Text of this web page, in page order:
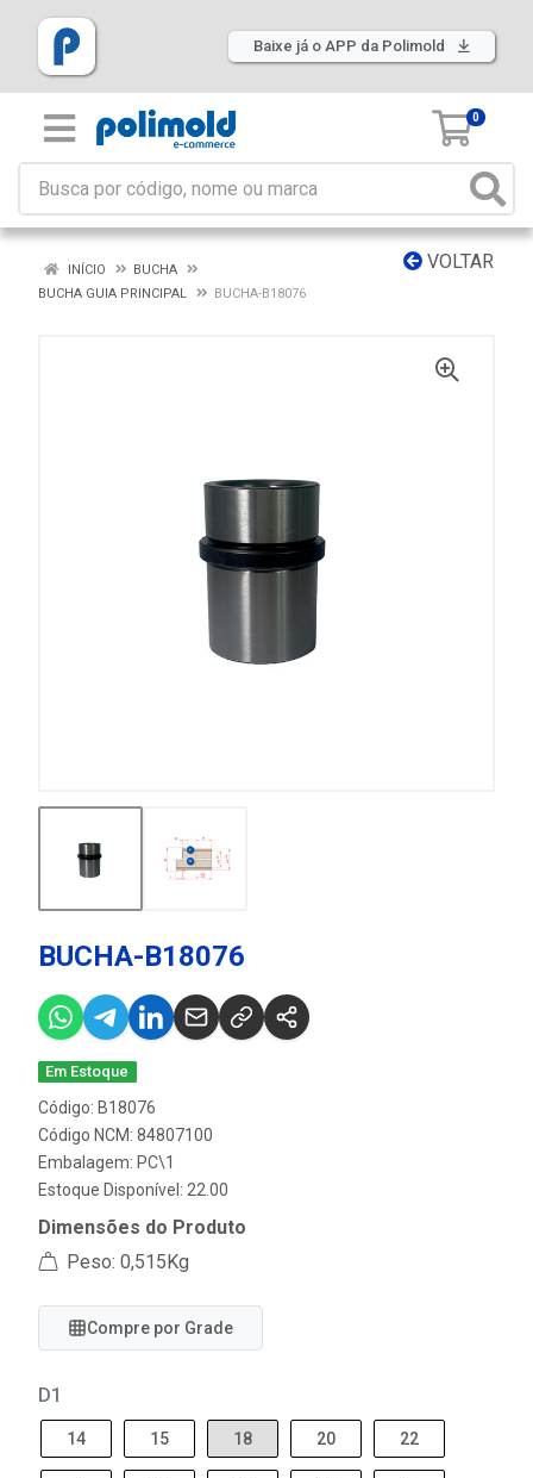
Baixe já o APP da Polimold
0
VOLTAR
INÍCIO
BUCHA
BUCHA GUIA PRINCIPAL
BUCHA-B18076
BUCHA-B18076
Em Estoque
Código: B18076
Código NCM: 84807100
Embalagem: PC\1
Estoque Disponível: 22.00
Dimensões do Produto
Peso: 0,515Kg
Compre por Grade
D1
14 15 18 20 22